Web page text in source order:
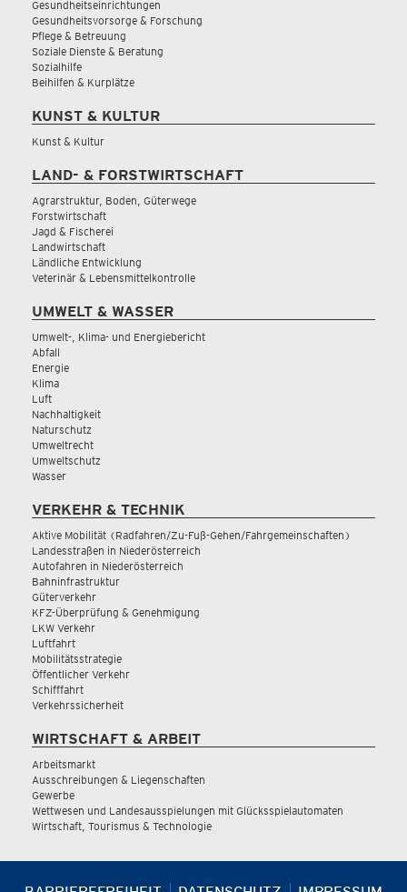
Gesundheitseinrichtungen
Gesundheitsvorsorge & Forschung
Pflege & Betreuung
Soziale Dienste & Beratung
Sozialhilfe
Beihilfen & Kurplätze
KUNST & KULTUR
Kunst & Kultur
LAND- & FORSTWIRTSCHAFT
Agrarstruktur, Boden, Güterwege
Forstwirtschaft
Jagd & Fischerei
Landwirtschaft
Ländliche Entwicklung
Veterinär & Lebensmittelkontrolle
UMWELT & WASSER
Umwelt-, Klima- und Energiebericht
Abfall
Energie
Klima
Luft
Nachhaltigkeit
Naturschutz
Umweltrecht
Umweltschutz
Wasser
VERKEHR & TECHNIK
Aktive Mobilität (Radfahren/Zu-Fuß-Gehen/Fahrgemeinschaften)
Landesstraßen in Niederösterreich
Autofahren in Niederösterreich
Bahninfrastruktur
Güterverkehr
KFZ-Überprüfung & Genehmigung
LKW Verkehr
Luftfahrt
Mobilitätsstrategie
Öffentlicher Verkehr
Schifffahrt
Verkehrssicherheit
WIRTSCHAFT & ARBEIT
Arbeitsmarkt
Ausschreibungen & Liegenschaften
Gewerbe
Wettwesen und Landesausspielungen mit Glücksspielautomaten
Wirtschaft, Tourismus & Technologie